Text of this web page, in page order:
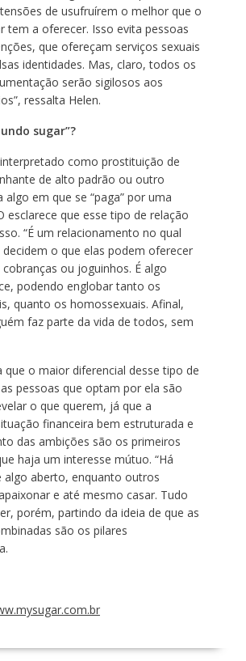
de usufruírem o melhor que o
tem a oferecer. Isso evita pessoas
que ofereçam serviços sexuais
identidades. Mas, claro, todos os
serão sigilosos aos
ressalta Helen.
sugar”?
como prostituição de
de alto padrão ou outro
algo em que se “paga” por uma
esclarece que esse tipo de relação
“É um relacionamento no qual
decidem o que elas podem oferecer
ou joguinhos. É algo
podendo englobar tanto os
quanto os homossexuais. Afinal,
faz parte da vida de todos, sem
que o maior diferencial desse tipo de
pessoas que optam por ela são
o que querem, já que a
financeira bem estruturada e
das ambições são os primeiros
haja um interesse mútuo. “Há
algo aberto, enquanto outros
e até mesmo casar. Tudo
porém, partindo da ideia de que as
são os pilares